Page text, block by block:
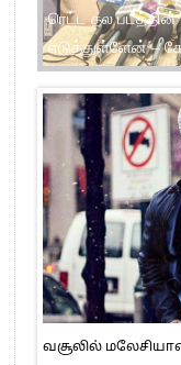
பாட்ஷா படம் ரீரிலீஸ்
பயத்தை
வசூலில்